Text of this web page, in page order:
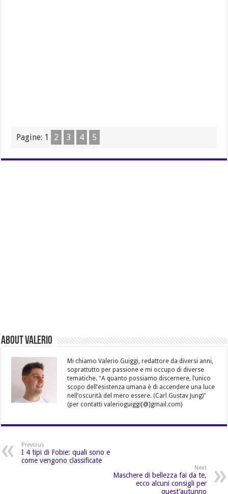
Pagine: 1 2 3 4 5
About Valerio
Mi chiamo Valerio Guiggi, redattore da diversi anni,
soprattutto per passione e mi occupo di diverse
tematiche. "A quanto possiamo discernere, l’unico
scopo dell’esistenza umana è di accendere una luce
nell’oscurità del mero essere. (Carl Gustav Jung)"
(per contatti valerioguiggi[@]gmail.com)
Previous
I 4 tipi di Fobie: quali sono e
come vengono classificate
Next
Maschere di bellezza fai da te,
ecco alcuni consigli per
quest’autunno